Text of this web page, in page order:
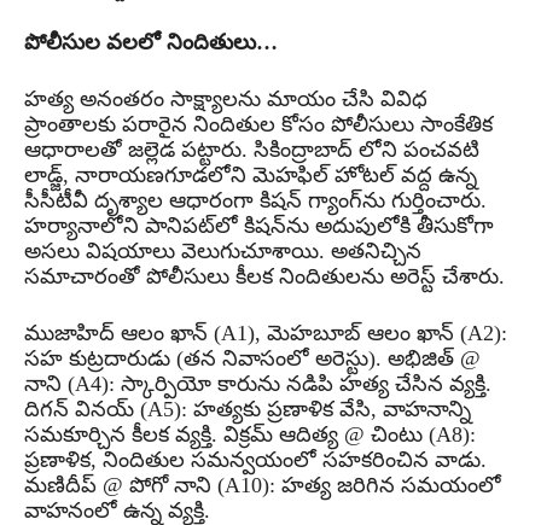
పోలీసుల వలలో నిందితులు…
హత్య అనంతరం సాక్ష్యాలను మాయం చేసి వివిధ
ప్రాంతాలకు పరారైన నిందితుల కోసం పోలీసులు సాంకేతిక
ఆధారాలతో జల్లెడ పట్టారు. సికింద్రాబాద్ లోని పంచవటి
లాడ్జ్, నారాయణగూడలోని మెహఫిల్ హోటల్ వద్ద ఉన్న
సీసీటీవీ దృశ్యాల ఆధారంగా కిషన్ గ్యాంగ్‌ను గుర్తించారు.
హర్యానాలోని పానిపట్‌లో కిషన్‌ను అదుపులోకి తీసుకోగా
అసలు విషయాలు వెలుగుచూశాయి. అతనిచ్చిన
సమాచారంతో పోలీసులు కీలక నిందితులను అరెస్ట్ చేశారు.
ముజాహిద్ ఆలం ఖాన్ (A1), మెహబూబ్ ఆలం ఖాన్ (A2):
సహ కుట్రదారుడు (తన నివాసంలో అరెస్టు). అభిజిత్ @
నాని (A4): స్కార్పియో కారును నడిపి హత్య చేసిన వ్యక్తి.
దిగన్ వినయ్ (A5): హత్యకు ప్రణాళిక వేసి, వాహనాన్ని
సమకూర్చిన కీలక వ్యక్తి. విక్రమ్ ఆదిత్య @ చింటు (A8):
ప్రణాళిక, నిందితుల సమన్వయంలో సహకరించిన వాడు.
మణిదీప్ @ పోగో నాని (A10): హత్య జరిగిన సమయంలో
వాహనంలో ఉన్న వ్యక్తి.